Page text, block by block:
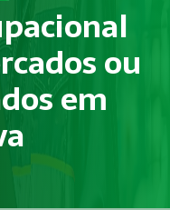
ou
em